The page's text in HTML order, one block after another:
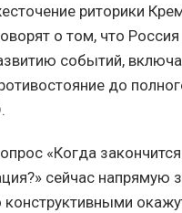
риторики
о том, что
событий,
до
«Когда закончится
сейчас напрямую
конструктивными